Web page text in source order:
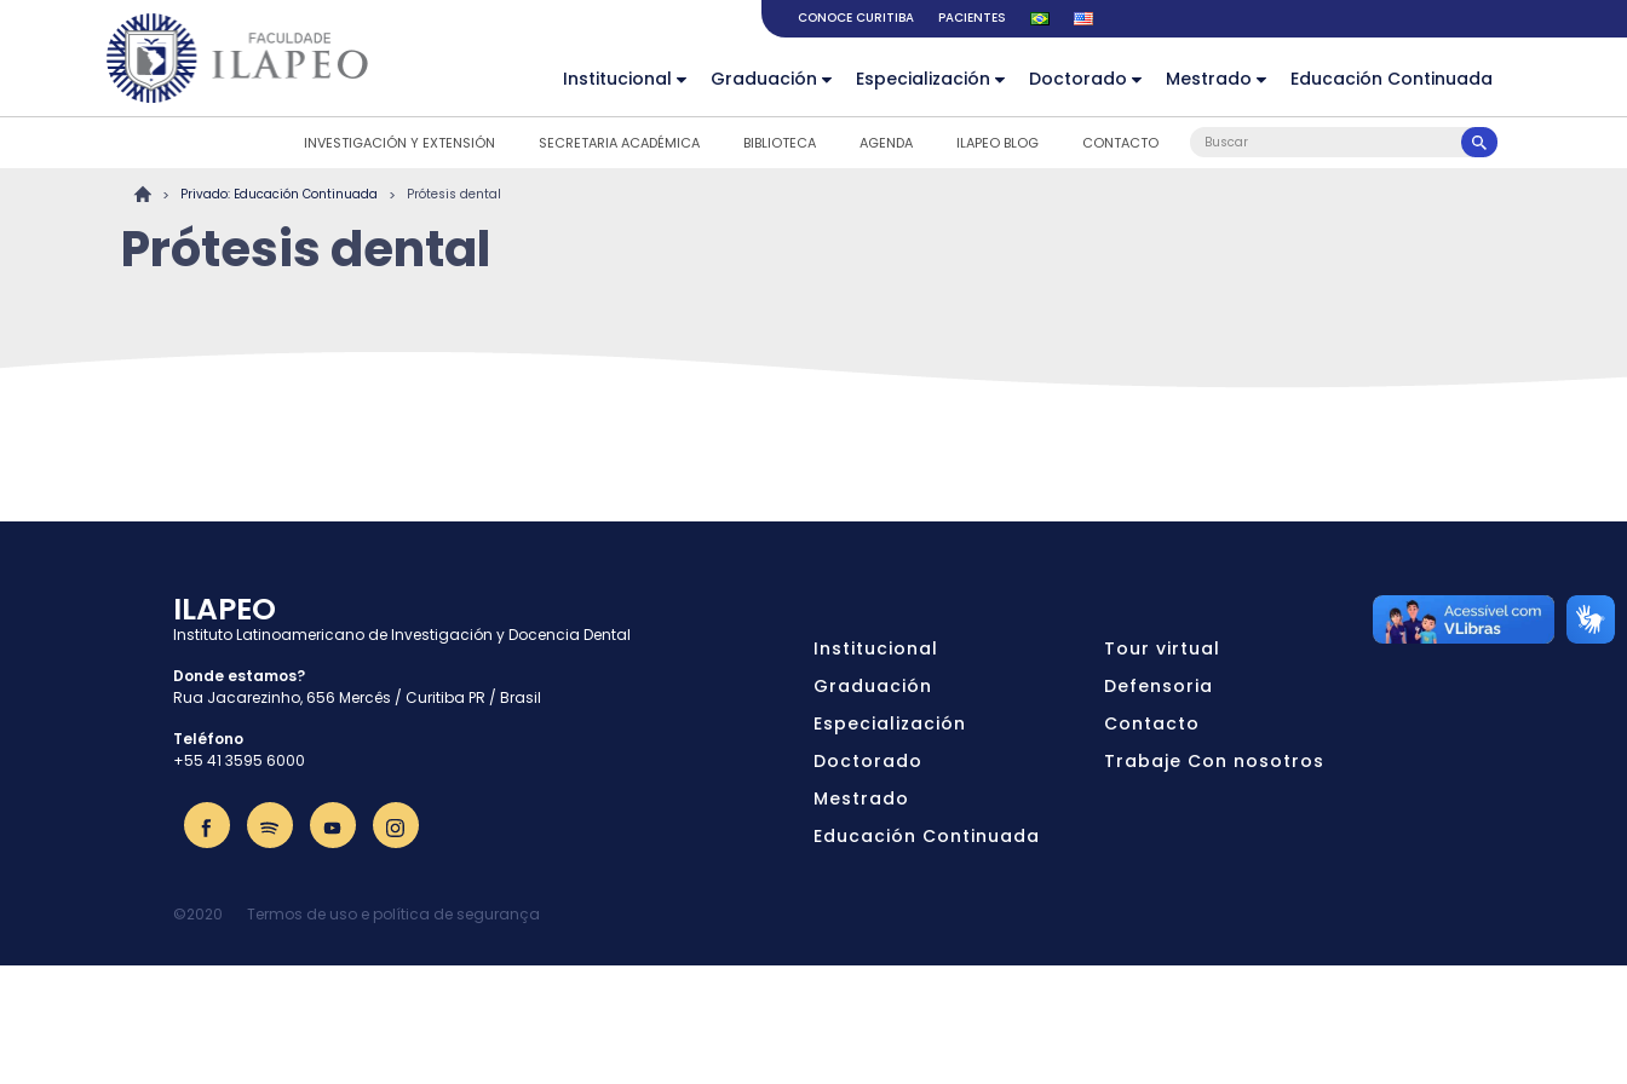
CONOCE CURITIBA PACIENTES
Institucional Graduación Especialización Doctorado Mestrado Educación Continuada
INVESTIGACIÓN Y EXTENSIÓN SECRETARIA ACADÉMICA BIBLIOTECA AGENDA ILAPEO BLOG CONTACTO
> Privado: Educación Continuada > Prótesis dental
Prótesis dental
ILAPEO
Instituto Latinoamericano de Investigación y Docencia Dental
Donde estamos?
Rua Jacarezinho, 656 Mercês / Curitiba PR / Brasil
Teléfono
+55 41 3595 6000
Institucional
Graduación
Especialización
Doctorado
Mestrado
Educación Continuada
Tour virtual
Defensoria
Contacto
Trabaje Con nosotros
©2020 Termos de uso e política de segurança